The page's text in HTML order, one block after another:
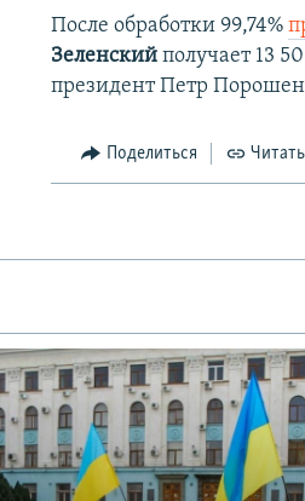
После обработки 99,74%
Зеленский получает 13
президент Петр
Поделиться